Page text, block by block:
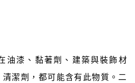
油漆、黏著劑、 建築與裝飾材
潔劑，都可能含有此物質。二